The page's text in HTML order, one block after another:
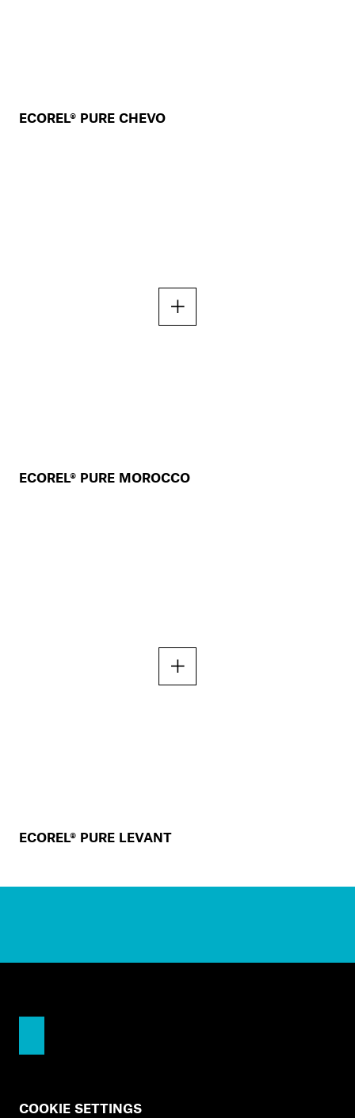
ECOREL® PURE CHEVO
ECOREL® PURE MOROCCO
ECOREL® PURE LEVANT
COOKIE SETTINGS